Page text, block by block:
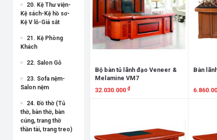
20. Kệ Thư viện-
Kệ sách-Kệ hồ sơ-
Kệ V lỗ-Giá sắt
21. Kệ Phòng
Khách
22. Salon Gỗ
23. Sofa nệm-
Salon nệm
24. Đồ thờ (Tủ
thờ, bàn thờ, bàn
cúng, trang thờ
thần tài, trang treo)
Bộ bàn tủ lãnh đạo Veneer &
Melamine VM7
32.030.000 ₫
Bàn